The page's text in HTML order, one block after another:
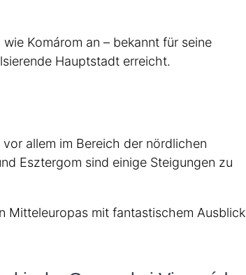
Komárom an – bekannt für seine
Hauptstadt erreicht.
allem im Bereich der nördlichen
Esztergom sind einige Steigungen zu
Mitteleuropas mit fantastischem Ausblick